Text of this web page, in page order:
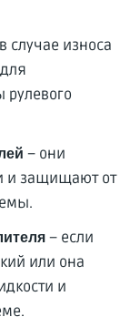
случае износа
рулевого
– они
и защищают от
– если
или она
и